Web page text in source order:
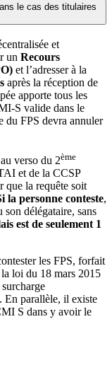
le cas des titulaires
et
un Recours
et l’adresser à la
après la réception de
apporte tous les
S valide dans le
du FPS devra annuler
verso du 2ème
et de la CCSP
que la requête soit
la personne conteste,
délégataire, sans
est de seulement 1
les FPS, forfait
loi du 18 mars 2015
En parallèle, il existe
S dans y avoir le